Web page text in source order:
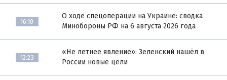
16:10
О ходе спецоперации на Украине: сводка
Минобороны РФ на 6 августа 2026 года
12:23
«Не летнее явление»: Зеленский нашёл в
России новые цели